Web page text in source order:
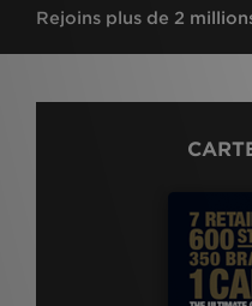
Rejoins plus de 2